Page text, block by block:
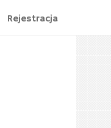
Rejestracja